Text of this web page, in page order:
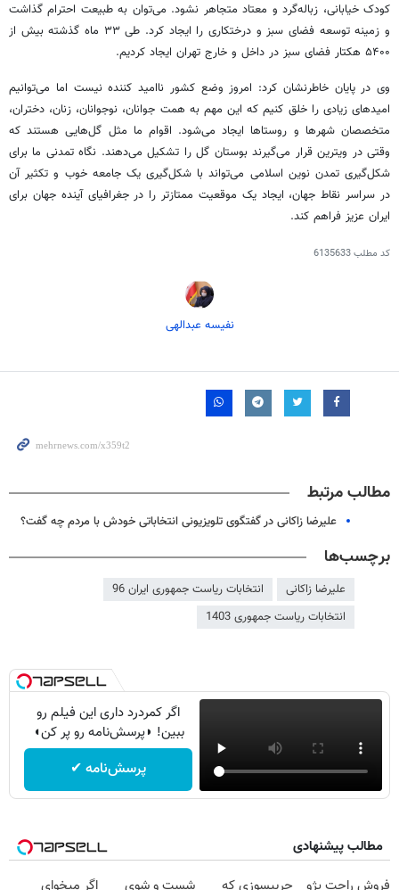
کودک خیابانی، زباله‌گرد و معتاد متجاهر نشود. می‌توان به طبیعت احترام گذاشت
و زمینه توسعه فضای سبز و درختکاری را ایجاد کرد. طی ۳۳ ماه گذشته بیش از
۵۴۰۰ هکتار فضای سبز در داخل و خارج تهران ایجاد کردیم.
وی در پایان خاطرنشان کرد: امروز وضع کشور ناامید کننده نیست اما می‌توانیم
امیدهای زیادی را خلق کنیم که این مهم به همت جوانان، نوجوانان، زنان، دختران،
متخصصان شهرها و روستاها ایجاد می‌شود. اقوام ما مثل گل‌هایی هستند که
وقتی در ویترین قرار می‌گیرند بوستان گل را تشکیل می‌دهند. نگاه تمدنی ما برای
شکل‌گیری تمدن نوین اسلامی می‌تواند با شکل‌گیری یک جامعه خوب و تکثیر آن
در سراسر نقاط جهان، ایجاد یک موقعیت ممتازتر را در جغرافیای آینده جهان برای
ایران عزیز فراهم کند.
کد مطلب6135633
نفیسه عبدالهی
مطالب مرتبط
علیرضا زاکانی در گفتگوی تلویزیونی انتخاباتی خودش با مردم چه گفت؟
برچسب‌ها
علیرضا زاکانی
انتخابات ریاست جمهوری ایران 96
انتخابات ریاست جمهوری 1403
اگر کمردرد داری این فیلم رو
ببین! ◗پرسش‌نامه رو پر کن◖
پرسش‌نامه ✔
مطالب پیشنهادی
فروش راحت پژو
چربیسوزی که شست و شوی اگر میخوای